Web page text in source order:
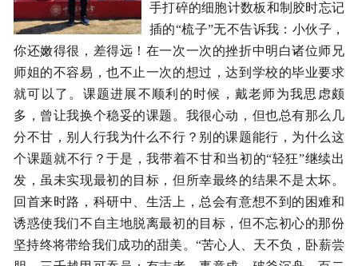
手打碎的细胞计数板和制胶时忘记
插的“梳子”无不告诉我：小伙子，
你还嫩得很，差得远！在一次一次的挫折中明白诸位师兄
师姐的不容易，也不止一次的想过，达到学校的毕业要求
就可以了。课题进展不顺利的时候，戴老师为我思虑颇
多，曾让我换个稳妥的课题。我很心动，但也总有那么几
分不甘，别人行我为什么不行？别的课题能行，为什么这
个课题就不行？于是，我带着不甘和当初的“轻狂”继续出
发，虽未实现最初的目标，但所幸最终的结果不是太坏。
回首来时路，科研中、生活上，总会有意想不到的困难和
诱惑使我们不自主地脱离最初的目标，但不忘初心的那份
坚持终将带给我们成功的甜美。“苦心人、天不负，卧薪尝